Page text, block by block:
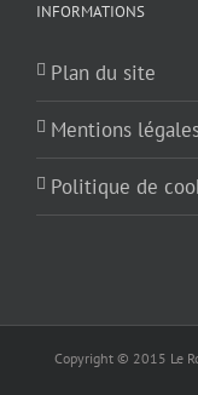
INFORMATIONS
Plan du site
Mentions
Politique de
Copyright © 2015 Le